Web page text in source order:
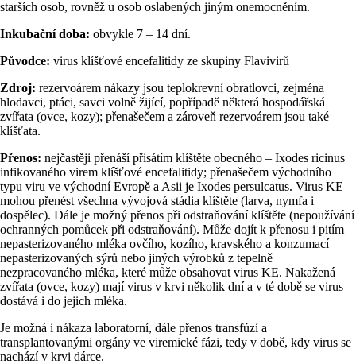
starších osob, rovněž u osob oslabených jiným onemocněním.
Inkubační doba: obvykle 7 – 14 dní.
Původce: virus klíšťové encefalitidy ze skupiny Flavivirů
Zdroj: rezervoárem nákazy jsou teplokrevní obratlovci, zejména
hlodavci, ptáci, savci volně žijící, popřípadě některá hospodářská
zvířata (ovce, kozy); přenašečem a zároveň rezervoárem jsou také
klíšťata.
Přenos: nejčastěji přenáší přisátím klíštěte obecného – Ixodes ricinus
infikovaného virem klíšťové encefalitidy; přenašečem východního
typu viru ve východní Evropě a Asii je Ixodes persulcatus. Virus KE
mohou přenést všechna vývojová stádia klíštěte (larva, nymfa i
dospělec). Dále je možný přenos při odstraňování klíštěte (nepoužívání
ochranných pomůcek při odstraňování). Může dojít k přenosu i pitím
nepasterizovaného mléka ovčího, kozího, kravského a konzumací
nepasterizovaných sýrů nebo jiných výrobků z tepelně
nezpracovaného mléka, které může obsahovat virus KE. Nakažená
zvířata (ovce, kozy) mají virus v krvi několik dní a v té době se virus
dostává i do jejich mléka.
Je možná i nákaza laboratorní, dále přenos transfúzí a
transplantovanými orgány ve viremické fázi, tedy v době, kdy virus se
nachází v krvi dárce.